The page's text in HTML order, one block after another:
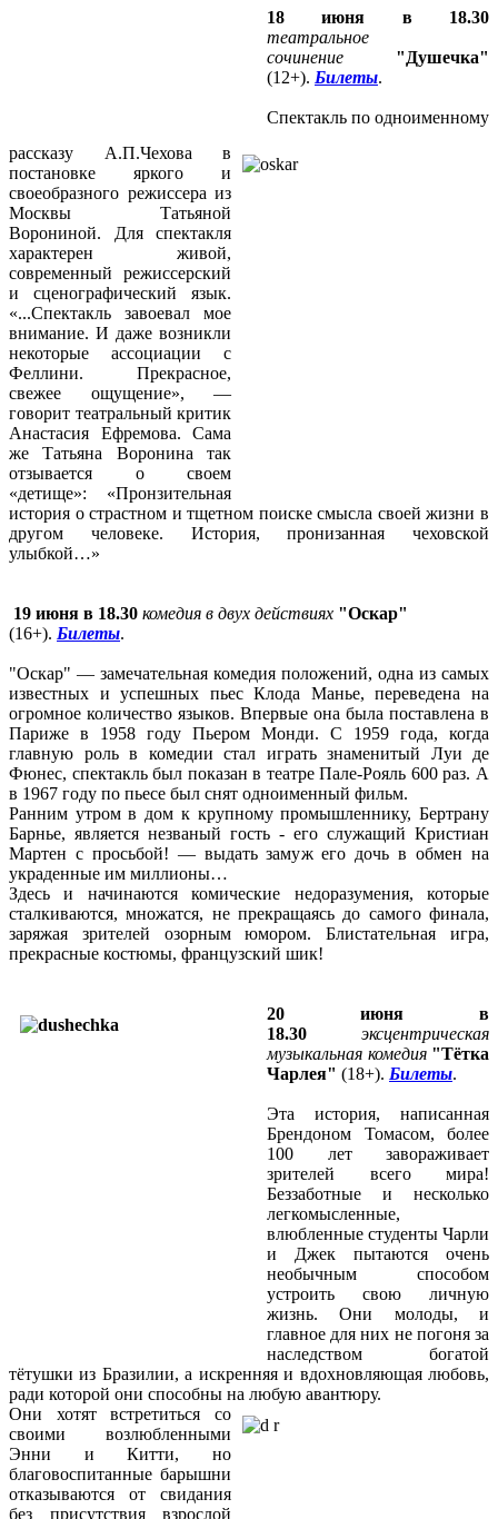
18 июня в 18.30
театральное
сочинение "Душечка"
(12+). Билеты.
Спектакль по одноименному
рассказу А.П.Чехова в
постановке яркого и
своеобразного режиссера из
Москвы Татьяной
Ворониной. Для спектакля
характерен живой,
современный режиссерский
и сценографический язык.
«...Спектакль завоевал мое
внимание. И даже возникли
некоторые ассоциации с
Феллини. Прекрасное,
свежее ощущение», —
говорит театральный критик
Анастасия Ефремова. Сама
же Татьяна Воронина так
отзывается о своем
«детище»: «Пронзительная
история о страстном и тщетном поиске смысла своей жизни в
другом человеке. История, пронизанная чеховской
улыбкой…»
19 июня в 18.30 комедия в двух действиях "Оскар"
(16+). Билеты.
"Оскар" — замечательная комедия положений, одна из самых
известных и успешных пьес Клода Манье, переведена на
огромное количество языков. Впервые она была поставлена в
Париже в 1958 году Пьером Монди. С 1959 года, когда
главную роль в комедии стал играть знаменитый Луи де
Фюнес, спектакль был показан в театре Пале-Рояль 600 раз. А
в 1967 году по пьесе был снят одноименный фильм.
Ранним утром в дом к крупному промышленнику, Бертрану
Барнье, является незваный гость - его служащий Кристиан
Мартен с просьбой! — выдать замуж его дочь в обмен на
украденные им миллионы…
Здесь и начинаются комические недоразумения, которые
сталкиваются, множатся, не прекращаясь до самого финала,
заряжая зрителей озорным юмором. Блистательная игра,
прекрасные костюмы, французский шик!
20 июня в
18.30
эксцентрическая
музыкальная комедия "Тётка
Чарлея" (18+). Билеты.
Эта история, написанная
Брендоном Томасом, более
100 лет завораживает
зрителей всего мира!
Беззаботные и несколько
легкомысленные,
влюбленные студенты Чарли
и Джек пытаются очень
необычным способом
устроить свою личную
жизнь. Они молоды, и
главное для них не погоня за
наследством богатой
тётушки из Бразилии, а искренняя и вдохновляющая любовь,
ради которой они способны на любую авантюру.
Они хотят встретиться со
своими возлюбленными
Энни и Китти, но
благовоспитанные барышни
отказываются от свидания
без присутствия взрослой